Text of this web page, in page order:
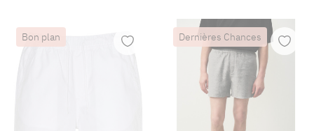
Bon plan Dernières Chances